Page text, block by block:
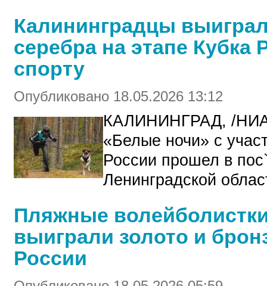
Калининградцы
серебра на этапе Кубка
спорту
Опубликовано 18.05.2026 13:12
КАЛИНИНГРАД, /
«Белые ночи» с
России прошел в
Ленинградской
Пляжные
выиграли золото и
России